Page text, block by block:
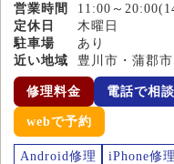
営業時間
11:00～
定休日
木曜日
駐車場
あり
近い地域
豊川市・蒲郡
修理料金 電話で相
webで予約
Android修理 iPhone修理